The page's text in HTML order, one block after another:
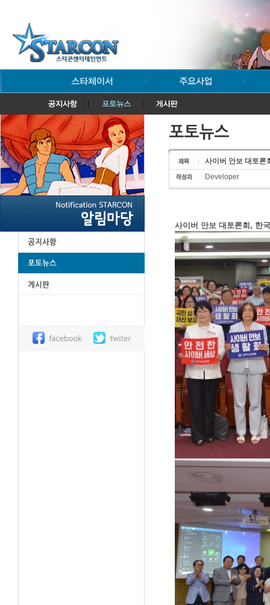
사이버 안보 대토론
Developer
사이버 안보 대토론회, 한